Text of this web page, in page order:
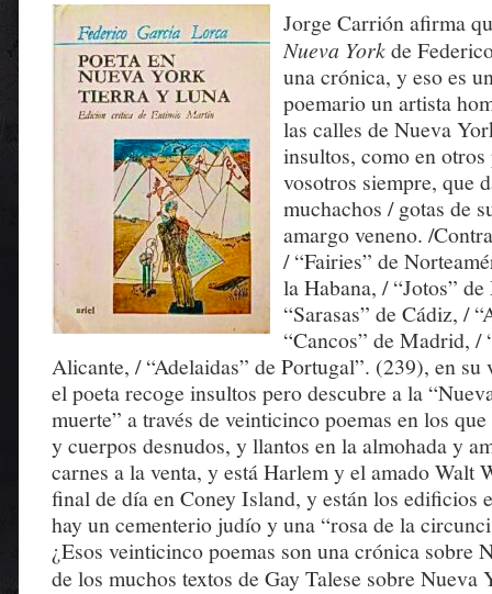
Jorge Carrión afirma
Nueva Yorkde
una crónica, y eso es
poemario un artista
las calles de Nueva
insultos, como en otros
vosotros siempre, que
muchachos / gotas de
amargo veneno. /
/ “Fairies” de
la Habana, / “Jotos”
“Sarasas” de Cádiz, /
“Cancos” de Madrid, /
Alicante, / “Adelaidas” de Portugal”. (239), en
el poeta recoge insultos pero descubre a la
muerte” a través de veinticinco poemas en los
y cuerpos desnudos, y llantos en la almohada y
carnes a la venta, y está Harlem y el amado Walt
final de día en Coney Island, y están los edificios
hay un cementerio judío y una “rosa de la
¿Esos veinticinco poemas son una crónica sobre
de los muchos textos de Gay Talese sobre